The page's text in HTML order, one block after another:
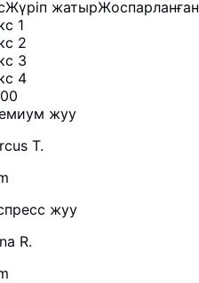
Жүріп жатырЖоспарланған
1
2
3
4
жуу
T.
жуу
R.